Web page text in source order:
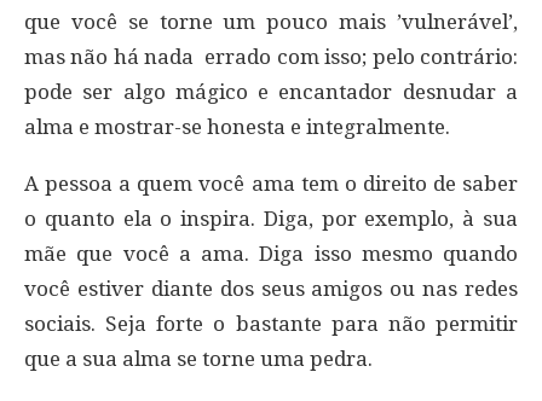
que você se torne um pouco mais ’vulnerável’,
mas não há nada errado com isso; pelo contrário:
pode ser algo mágico e encantador desnudar a
alma e mostrar-se honesta e integralmente.
A pessoa a quem você ama tem o direito de saber
o quanto ela o inspira. Diga, por exemplo, à sua
mãe que você a ama. Diga isso mesmo quando
você estiver diante dos seus amigos ou nas redes
sociais. Seja forte o bastante para não permitir
que a sua alma se torne uma pedra.